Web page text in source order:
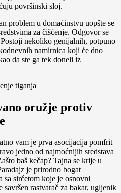
površinski sloj.
problem u domaćinstvu uopšte se
za čišćenje. Odgovor se
nekoliko genijalnih, potpuno
namirnica koji će dno
da ste ga tek doneli iz
oružje protiv
vam je prva asocijacija pomfrit
jedno od najmoćnijih sredstava
baš kečap? Tajna se krije u
je prirodno bogat
sa sirćetom koje je osnovni
savršen rastvarač za bakar, ugljenik